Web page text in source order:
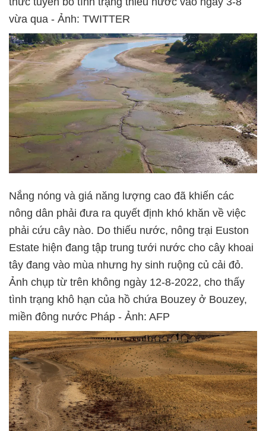
vừa qua - Ảnh: TWITTER
Nắng nóng và giá năng lượng cao đã khiến các
nông dân phải đưa ra quyết định khó khăn về việc
phải cứu cây nào. Do thiếu nước, nông trại Euston
Estate hiện đang tập trung tưới nước cho cây khoai
tây đang vào mùa nhưng hy sinh ruộng củ cải đỏ.
Ảnh chụp từ trên không ngày 12-8-2022, cho thấy
tình trạng khô hạn của hồ chứa Bouzey ở Bouzey,
miền đông nước Pháp - Ảnh: AFP